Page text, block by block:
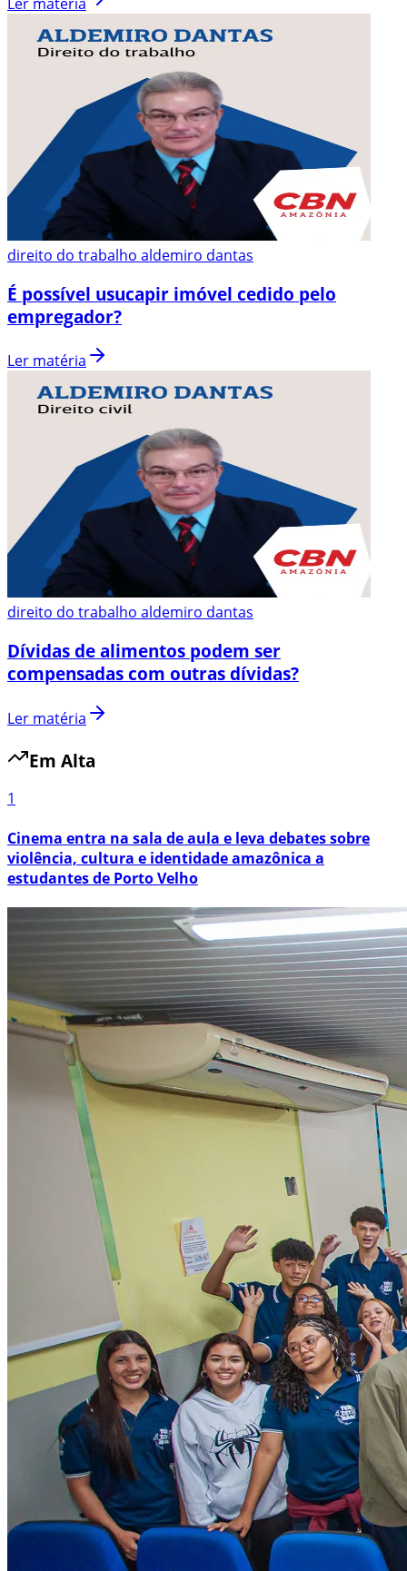
direito do trabalho aldemiro dantas
É possível usucapir imóvel cedido pelo
empregador?
Ler matéria
direito do trabalho aldemiro dantas
Dívidas de alimentos podem ser
compensadas com outras dívidas?
Ler matéria
Em Alta
1
Cinema entra na sala de aula e leva debates sobre
violência, cultura e identidade amazônica a
estudantes de Porto Velho